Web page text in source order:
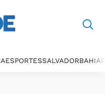
ESPORTESSALVADORBAHIA